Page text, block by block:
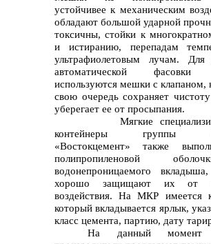
устойчивее к механическим
обладают большой ударной
токсичны, стойки к
и истиранию, перепадам
ультрафиолетовым лучам. Для
автоматической фасовки
используются мешки с клапаном,
свою очередь сохраняет
уберегает ее от просыпания.
Мягкие
контейнеры группы
«Востокцемент» также
полипропиленовой
водонепроницаемого
хорошо защищают их от
воздействия. На МКР имеется
который вкладывается ярлык,
класс цемента, партию, дату
На данный момент